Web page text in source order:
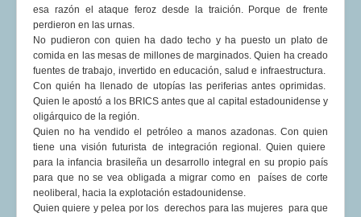
esa razón el ataque feroz desde la traición. Porque de frente
perdieron en las urnas.
No pudieron con quien ha dado techo y ha puesto un plato de
comida en las mesas de millones de marginados. Quien ha creado
fuentes de trabajo, invertido en educación, salud e infraestructura.
Con quién ha llenado de utopías las periferias antes oprimidas.
Quien le apostó a los BRICS antes que al capital estadounidense y
oligárquico de la región.
Quien no ha vendido el petróleo a manos azadonas. Con quien
tiene una visión futurista de integración regional. Quien quiere
para la infancia brasileña un desarrollo integral en su propio país
para que no se vea obligada a migrar como en países de corte
neoliberal, hacia la explotación estadounidense.
Quien quiere y pelea por los derechos para las mujeres para que